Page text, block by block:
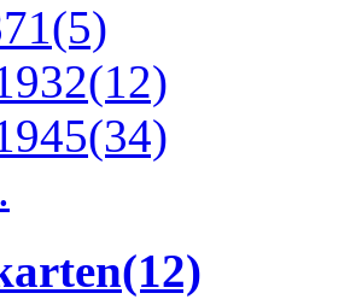
(5)
(12)
(34)
(12)